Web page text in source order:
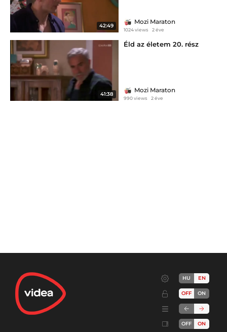
42:49
Mozi Maraton
1024 views 2 éve
41:38
Éld az életem 20. rész
Mozi Maraton
990 views 2 éve
HU EN
OFF ON
OFF ON